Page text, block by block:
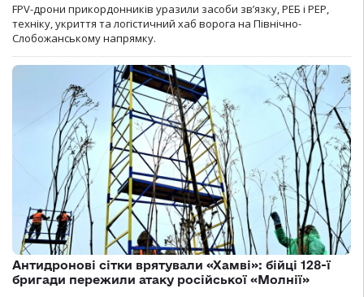
FPV-дрони прикордонників уразили засоби зв’язку, РЕБ і РЕР,
техніку, укриття та логістичний хаб ворога на Північно-
Слобожанському напрямку.
Антидронові сітки врятували «Хамві»: бійці 128-ї
бригади пережили атаку російської «Молнії»